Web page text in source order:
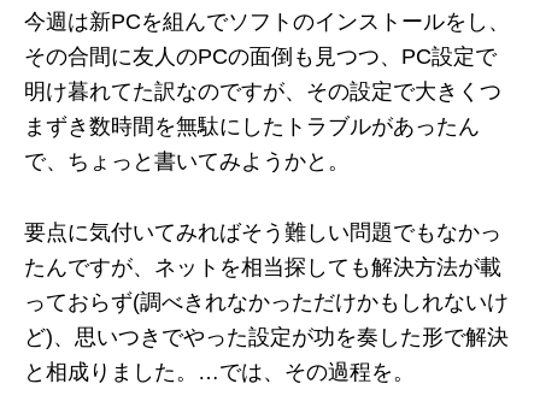
今週は新PCを組んでソフトのインストールをし、
その合間に友人のPCの面倒も見つつ、PC設定で
明け暮れてた訳なのですが、その設定で大きくつ
まずき数時間を無駄にしたトラブルがあったん
で、ちょっと書いてみようかと。
要点に気付いてみればそう難しい問題でもなかっ
たんですが、ネットを相当探しても解決方法が載
っておらず(調べきれなかっただけかもしれないけ
ど)、思いつきでやった設定が功を奏した形で解決
と相成りました。…では、その過程を。